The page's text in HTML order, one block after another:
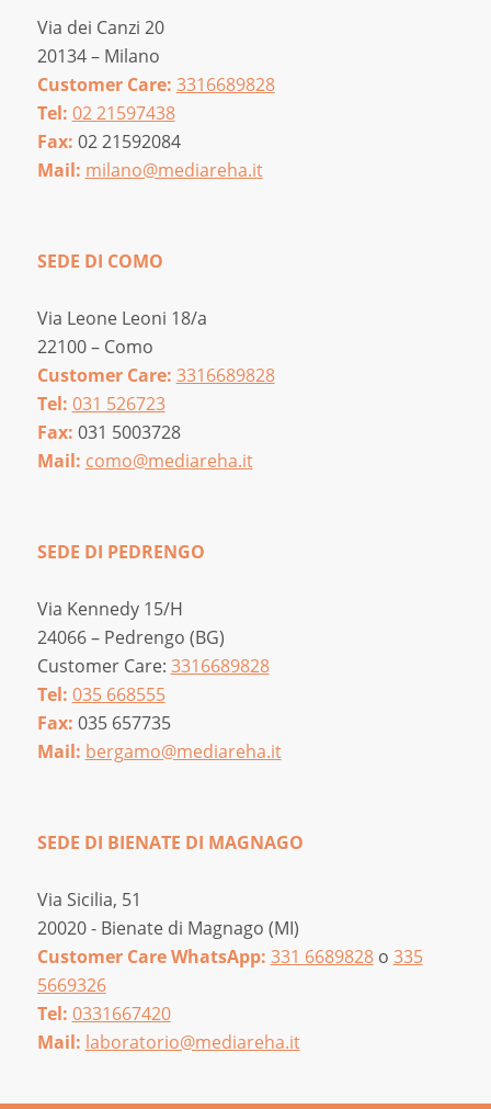
Via dei Canzi 20
20134 – Milano
Customer Care: 3316689828
Tel: 02 21597438
Fax: 02 21592084
Mail: milano@mediareha.it
SEDE DI COMO
Via Leone Leoni 18/a
22100 – Como
Customer Care: 3316689828
Tel: 031 526723
Fax: 031 5003728
Mail: como@mediareha.it
SEDE DI PEDRENGO
Via Kennedy 15/H
24066 – Pedrengo (BG)
Customer Care: 3316689828
Tel: 035 668555
Fax: 035 657735
Mail: bergamo@mediareha.it
SEDE DI BIENATE DI MAGNAGO
Via Sicilia, 51
20020 - Bienate di Magnago (MI)
Customer Care WhatsApp: 331 6689828o 335
5669326
Tel: 0331667420
Mail: laboratorio@mediareha.it